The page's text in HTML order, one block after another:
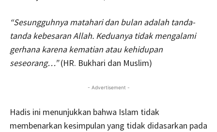
“Sesungguhnya matahari dan bulan adalah tanda-
tanda kebesaran Allah. Keduanya tidak mengalami
gerhana karena kematian atau kehidupan
seseorang…”(HR. Bukhari dan Muslim)
- Advertisement -
Hadis ini menunjukkan bahwa Islam tidak
membenarkan kesimpulan yang tidak didasarkan pada